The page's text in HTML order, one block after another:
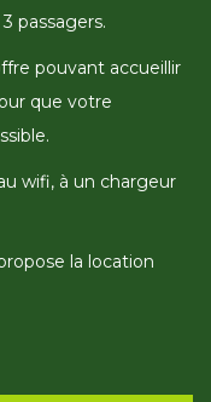
passagers.
pouvant accueillir
que votre
wifi, à un chargeur
la location